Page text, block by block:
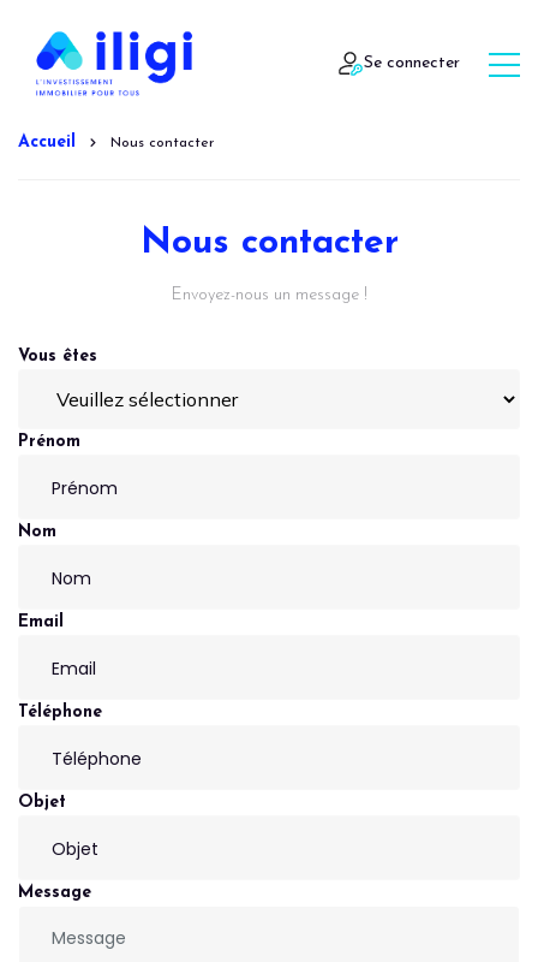
Se connecter
Accueil Nous contacter
Nous contacter
Envoyez-nous un message !
Vous êtes
Prénom
Nom
Email
Téléphone
Objet
Message